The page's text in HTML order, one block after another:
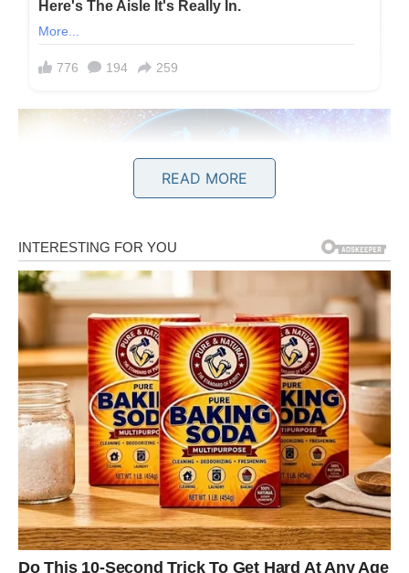
OVAN
Ovnovi su dugo nosili teret odgovornosti na svojim
leđima. Mnogi pripadnici ovog znaka imali su osjećaj da
više daju nego što dobivaju zauzvrat. Često su bili
oslonac drugima, a rijetko su imali nekoga na koga se
sami mogu osloniti. Međutim, sudbina sada počinje
vraćati ono što je dugo ostajalo neprimijećeno.
READ MORE